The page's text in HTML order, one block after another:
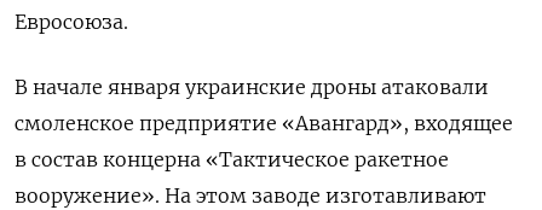
Евросоюза.
В начале января украинские дроны атаковали
смоленское предприятие «Авангард», входящее
в состав концерна «Тактическое ракетное
вооружение». На этом заводе изготавливают